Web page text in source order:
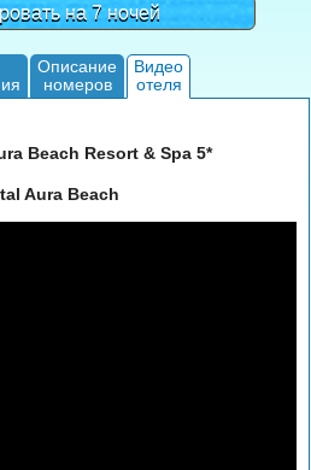
на 7 ночей
Описание
номеров
Видео
отеля
Beach Resort & Spa 5*
Aura Beach